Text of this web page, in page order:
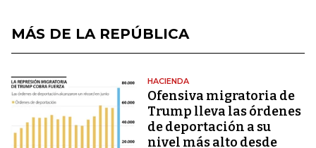
MÁS DE LA REPÚBLICA
HACIENDA
Ofensiva migratoria de
Trump lleva las órdenes
de deportación a su
nivel más alto desde